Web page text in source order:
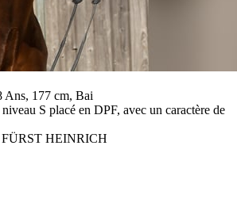
Ans, 177 cm, Bai
S placé en DPF, avec un caractère de
FÜRST HEINRICH